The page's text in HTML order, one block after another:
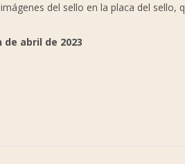
del sello en la placa del sello,
abril de 2023